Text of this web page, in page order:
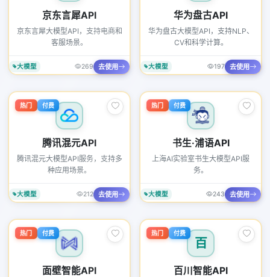
京东言犀API
京东言犀大模型API，支持电商和
客服场景。
大模型 269 去使用
华为盘古API
华为盘古大模型API，支持NLP、
CV和科学计算。
大模型 197 去使用
热门 付费
腾讯混元API
腾讯混元大模型API服务，支持多
种应用场景。
大模型 212 去使用
热门 付费
书生·浦语API
上海AI实验室书生大模型API服
务。
大模型 243 去使用
热门 付费
面壁智能API
百
热门 付费
百川智能API